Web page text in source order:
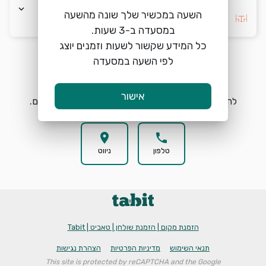
keyboard_arrow_down
בחרו העדפה *
הזמנת מקום
להזמנת מקום בדלאל בחרו תאריך, שעה וכמות אורחים.
phone
טלפון
location_on
ניווט
הזמנת מקום | הזמנת שולחן | טאביט | Tabit
תנאי השימוש מדיניות הפרטיות הצהרת נגישות
This site is protected by reCAPTCHA and the Google
השעה במכשיר שלך שונה מהשעה
כל המידע שקשור לשעות וזמנים יוצג
לפי השעה במסעדה
אישור